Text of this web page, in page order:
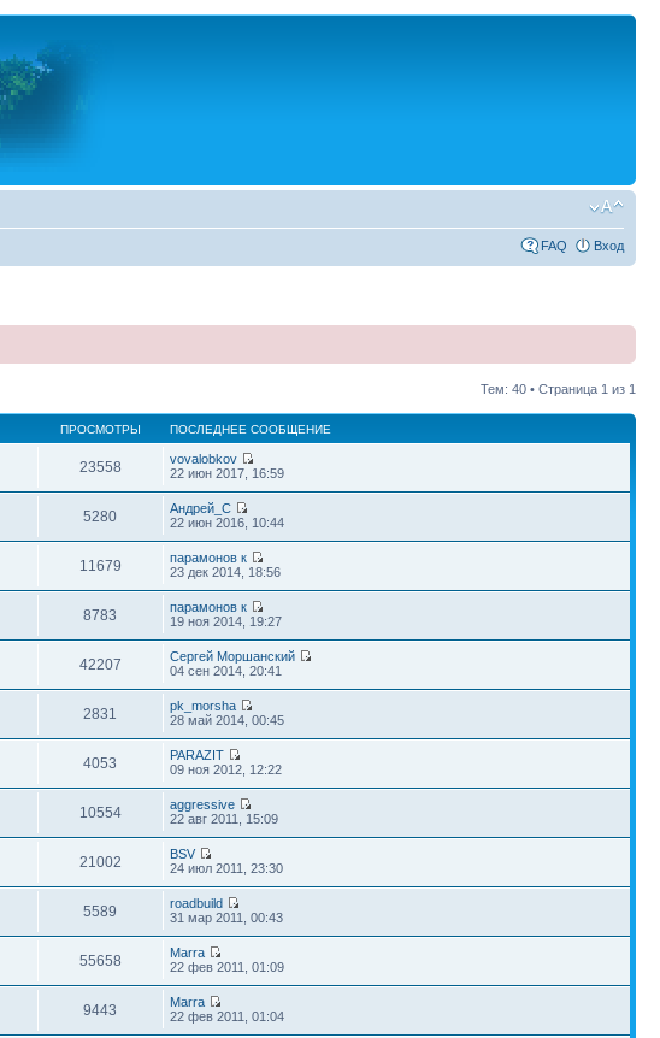
FAQ Вход
Тем: 40 • Страница 1 из 1
ПРОСМОТРЫ ПОСЛЕДНЕЕ СООБЩЕНИЕ
23558
vovalobkov
22 июн 2017, 16:59
5280
Андрей_С
22 июн 2016, 10:44
11679
парамонов к
23 дек 2014, 18:56
8783
парамонов к
19 ноя 2014, 19:27
42207
Сергей Моршанский
04 сен 2014, 20:41
2831
pk_morsha
28 май 2014, 00:45
4053
PARAZIT
09 ноя 2012, 12:22
10554
aggressive
22 авг 2011, 15:09
21002
BSV
24 июл 2011, 23:30
5589
roadbuild
31 мар 2011, 00:43
55658
Marra
22 фев 2011, 01:09
9443
Marra
22 фев 2011, 01:04